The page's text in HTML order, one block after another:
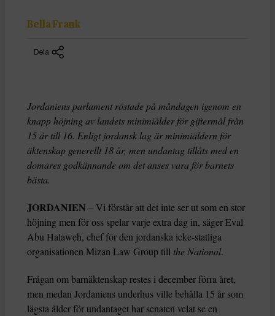
Bella Frank
Dela
Jordaniens parlament röstade på måndagen igenom en
knapp höjning av landets minimiålder för giftermål från
15 år till 16. Enligt jordansk lag är minimiåldern för
äktenskap generellt 18 år, men undantag tillåts med en
domares godkännande om det anses vara för barnets
bästa.
JORDANIEN – Vi förstår att det inte ser ut som en stor
höjning men för oss spelar varje extra dag in, säger Eval
Abu Halaweh, chef för den jordanska icke-statliga
organisationen Mizan Law Group till the National.
Frågan om barnäktenskap restes i december förra året,
men medan Jordaniens underhus ville behålla 15 år som
lägsta ålder för undantaget har senaten velat se en